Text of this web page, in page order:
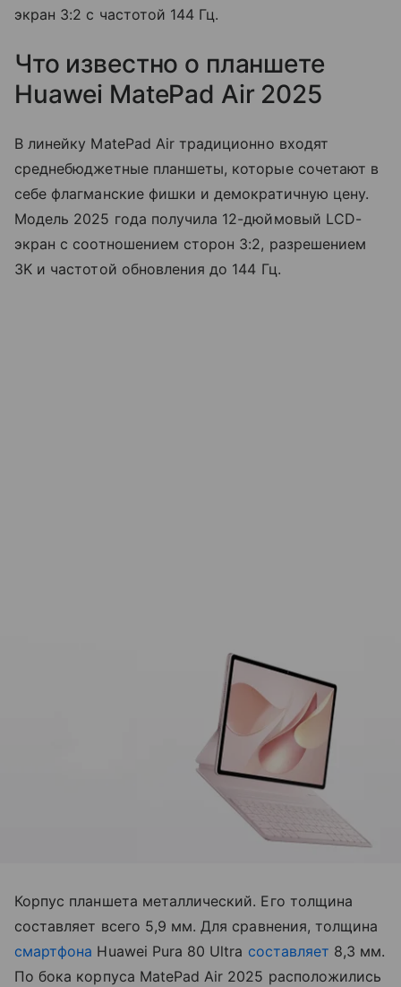
экран 3:2 с частотой 144 Гц.
Что известно о планшете
Huawei MatePad Air 2025
В линейку MatePad Air традиционно входят
среднебюджетные планшеты, которые сочетают в
себе флагманские фишки и демократичную цену.
Модель 2025 года получила 12-дюймовый LCD-
экран с соотношением сторон 3:2, разрешением
3K и частотой обновления до 144 Гц.
Корпус планшета металлический. Его толщина
составляет всего 5,9 мм. Для сравнения, толщина
смартфона Huawei Pura 80 Ultra составляет 8,3 мм.
По бока корпуса MatePad Air 2025 расположились